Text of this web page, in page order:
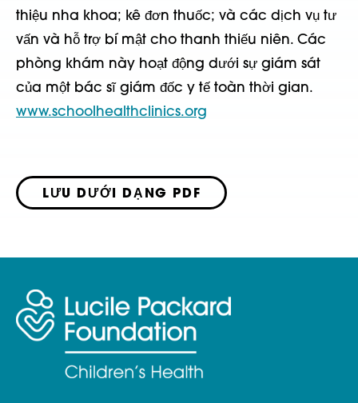
thiệu nha khoa; kê đơn thuốc; và các dịch vụ tư
vấn và hỗ trợ bí mật cho thanh thiếu niên. Các
phòng khám này hoạt động dưới sự giám sát
của một bác sĩ giám đốc y tế toàn thời gian.
www.schoolhealthclinics.org
LƯU DƯỚI DẠNG PDF